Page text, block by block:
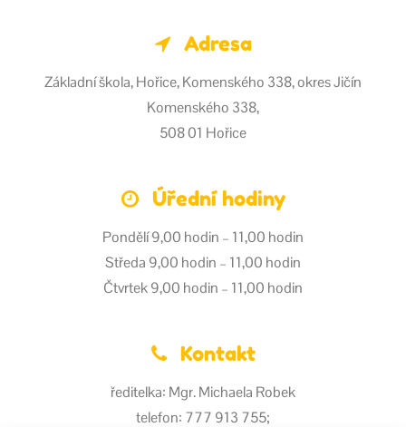
Adresa
Základní škola, Hořice, Komenského 338, okres Jičín
Komenského 338,
508 01 Hořice
Úřední hodiny
Pondělí 9,00 hodin – 11,00 hodin
Středa 9,00 hodin – 11,00 hodin
Čtvrtek 9,00 hodin – 11,00 hodin
Kontakt
ředitelka: Mgr. Michaela Robek
telefon: 777 913 755;